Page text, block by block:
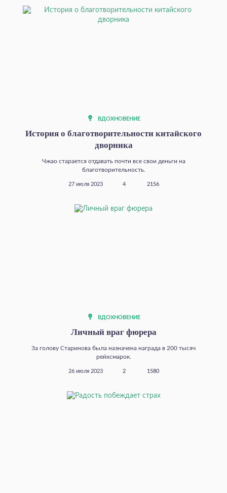
ВДОХНОВЕНИЕ
История о благотворительности китайского
дворника
Чжао старается отдавать почти все свои деньги на
благотворительность.
27 июля 2023 4 2156
ВДОХНОВЕНИЕ
Личный враг фюрера
За голову Старинова была назначена награда в 200 тысяч
рейхсмарок.
26 июля 2023 2 1580